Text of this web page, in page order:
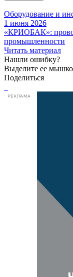
Оборудование и
1 июня 2026
«КРИОБАК»:
промышленности
Читать материал
Нашли ошибку?
Выделите ее
Поделиться
РЕКЛАМА